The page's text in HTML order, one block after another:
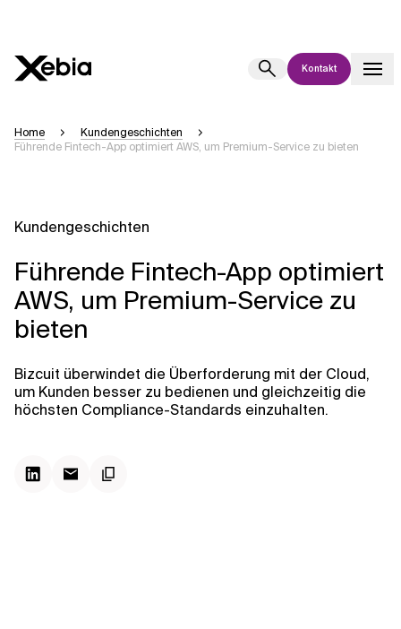
Kontakt
Bitte überprüfen Sie wichtige Informationen, bevor Sie
Antwort
Kontextdateien
Home
Kundengeschichten
Führende Fintech-App optimiert AWS, um Premium-Service zu bieten
Kundengeschichten
Führende Fintech-App optimiert
AWS, um Premium-Service zu
bieten
Bizcuit überwindet die Überforderung mit der Cloud,
um Kunden besser zu bedienen und gleichzeitig die
höchsten Compliance-Standards einzuhalten.